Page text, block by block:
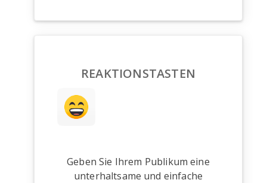
REAKTIONSTASTEN
Geben Sie Ihrem Publikum eine
unterhaltsame und einfache